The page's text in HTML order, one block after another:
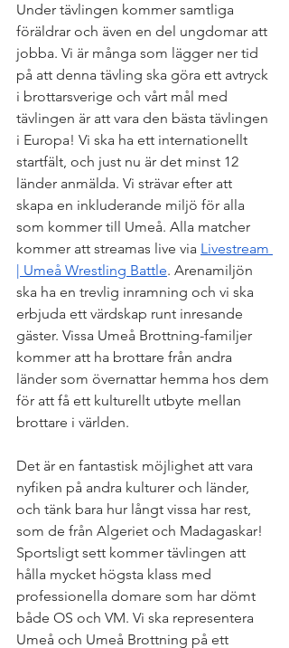
Under tävlingen kommer samtliga
föräldrar och även en del ungdomar att
jobba. Vi är många som lägger ner tid
på att denna tävling ska göra ett avtryck
i brottarsverige och vårt mål med
tävlingen är att vara den bästa tävlingen
i Europa! Vi ska ha ett internationellt
startfält, och just nu är det minst 12
länder anmälda. Vi strävar efter att
skapa en inkluderande miljö för alla
som kommer till Umeå. Alla matcher
kommer att streamas live via Livestream
| Umeå Wrestling Battle. Arenamiljön
ska ha en trevlig inramning och vi ska
erbjuda ett värdskap runt inresande
gäster. Vissa Umeå Brottning-familjer
kommer att ha brottare från andra
länder som övernattar hemma hos dem
för att få ett kulturellt utbyte mellan
brottare i världen.
Det är en fantastisk möjlighet att vara
nyfiken på andra kulturer och länder,
och tänk bara hur långt vissa har rest,
som de från Algeriet och Madagaskar!
Sportsligt sett kommer tävlingen att
hålla mycket högsta klass med
professionella domare som har dömt
både OS och VM. Vi ska representera
Umeå och Umeå Brottning på ett